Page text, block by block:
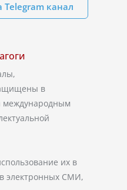
канал
в
международным
их в
электронных СМИ,